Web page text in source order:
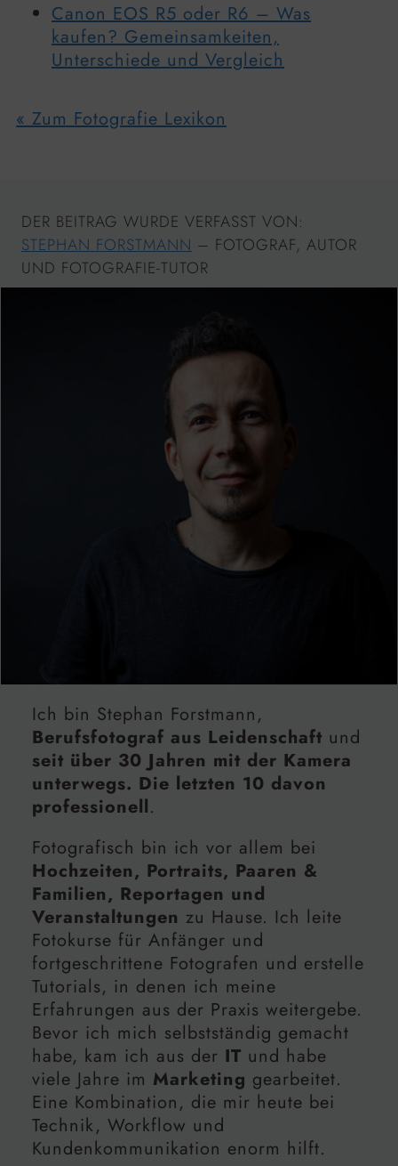
Canon EOS R5 oder R6 – Was
kaufen? Gemeinsamkeiten,
Unterschiede und Vergleich
« Zum Fotografie Lexikon
DER BEITRAG WURDE VERFASST VON:
STEPHAN FORSTMANN – FOTOGRAF, AUTOR
UND FOTOGRAFIE-TUTOR
Ich bin Stephan Forstmann,
Berufsfotograf aus Leidenschaft und
seit über 30 Jahren mit der Kamera
unterwegs. Die letzten 10 davon
professionell.
Fotografisch bin ich vor allem bei
Hochzeiten, Portraits, Paaren &
Familien, Reportagen und
Veranstaltungen zu Hause. Ich leite
Fotokurse für Anfänger und
fortgeschrittene Fotografen und erstelle
Tutorials, in denen ich meine
Erfahrungen aus der Praxis weitergebe.
Bevor ich mich selbstständig gemacht
habe, kam ich aus der IT und habe
viele Jahre im Marketing gearbeitet.
Eine Kombination, die mir heute bei
Technik, Workflow und
Kundenkommunikation enorm hilft.